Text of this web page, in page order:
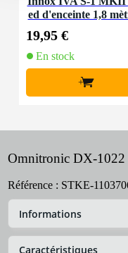
ed d'enceinte 1,8
19,95 €
En stock
+
Omnitronic DX-1022
Référence : STKE-
Informations
Caractéristiques